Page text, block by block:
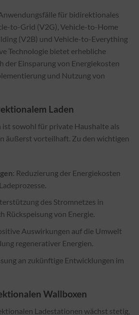
für bidirektionales
to-Grid (V2G), Vehicle-to-Home
(V2B) und Vehicle-to-Everything
Technologie bietet erhebliche
der Einsparung von Energiekosten
und Nutzung von
Laden
sowohl für private Haushalte als
äußerst vorteilhaft. Zu den wichtigen
: Reduzierung der Energiekosten
des Stromnetzes in
Rückspeisung von Energie.
Auswirkungen auf die Umwelt
regenerativer Energien.
an zukünftige Entwicklungen im
Wallboxen
Ladestationen wächst stetig,